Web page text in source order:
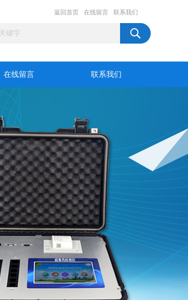
返回首页 在线留言 联系我们
在线留言 联系我们